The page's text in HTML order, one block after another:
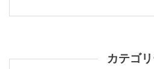
カテゴ